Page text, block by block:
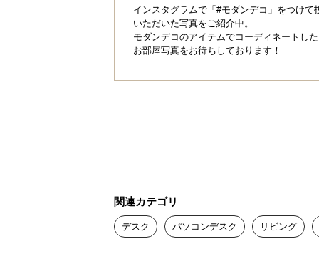
インスタグラムで「#モダンデコ」をつけて
いただいた写真をご紹介中。
モダンデコのアイテムでコーディネートし
お部屋写真をお待ちしております！
関連カテゴリ
デスク パソコンデスク リビング